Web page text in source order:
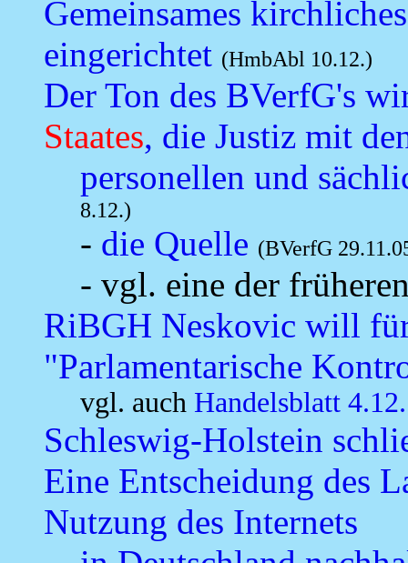
Gemeinsames
eingerichtet (HmbAbl 10.12.)
Der Ton des BVerfG's
Staates, die Justiz mit
personellen und
8.12.)
- die Quelle (BVerfG
- vgl. eine der
RiBGH Neskovic will
"Parlamentarische
vgl. auch Handelsblatt 4.12.
Schleswig-Holstein
Eine Entscheidung des
Nutzung des Internets